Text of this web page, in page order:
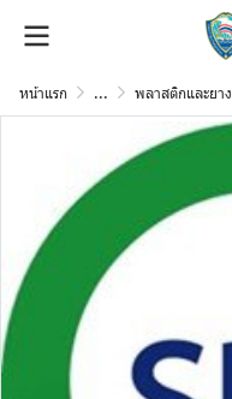
หน้าแรก ... พลาสติกและยาง